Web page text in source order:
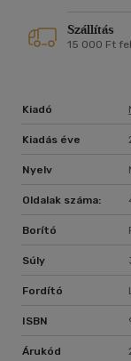
"Különleges
Carol Kirkwood
Times bestseller
Szállítás
15 000 Ft
Kiadó
Kiadás éve
Nyelv
Oldalak száma:
Borító
Súly
Fordító
ISBN
Árukód